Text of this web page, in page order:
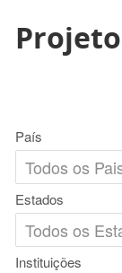
País
Estados
Instituições